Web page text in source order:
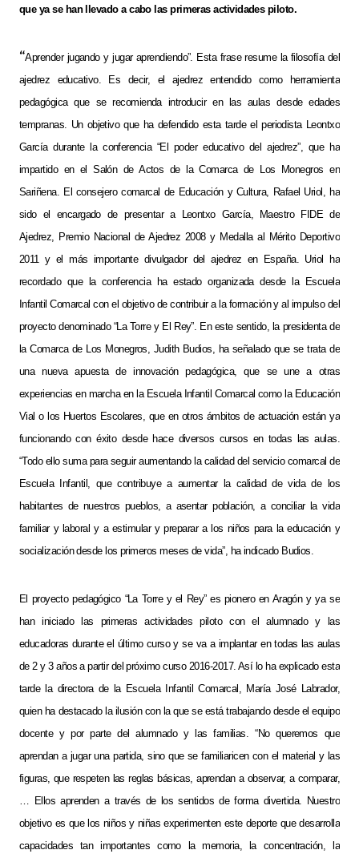
que ya se han llevado a cabo las primeras actividades piloto.
“Aprender jugando y jugar aprendiendo”. Esta frase resume la filosofía del
ajedrez educativo. Es decir, el ajedrez entendido como herramienta
pedagógica que se recomienda introducir en las aulas desde edades
tempranas. Un objetivo que ha defendido esta tarde el periodista Leontxo
García durante la conferencia “El poder educativo del ajedrez”, que ha
impartido en el Salón de Actos de la Comarca de Los Monegros en
Sariñena. El consejero comarcal de Educación y Cultura, Rafael Uriol, ha
sido el encargado de presentar a Leontxo García, Maestro FIDE de
Ajedrez, Premio Nacional de Ajedrez 2008 y Medalla al Mérito Deportivo
2011 y el más importante divulgador del ajedrez en España. Uriol ha
recordado que la conferencia ha estado organizada desde la Escuela
Infantil Comarcal con el objetivo de contribuir a la formación y al impulso del
proyecto denominado “La Torre y El Rey”. En este sentido, la presidenta de
la Comarca de Los Monegros, Judith Budios, ha señalado que se trata de
una nueva apuesta de innovación pedagógica, que se une a otras
experiencias en marcha en la Escuela Infantil Comarcal como la Educación
Vial o los Huertos Escolares, que en otros ámbitos de actuación están ya
funcionando con éxito desde hace diversos cursos en todas las aulas.
“Todo ello suma para seguir aumentando la calidad del servicio comarcal de
Escuela Infantil, que contribuye a aumentar la calidad de vida de los
habitantes de nuestros pueblos, a asentar población, a conciliar la vida
familiar y laboral y a estimular y preparar a los niños para la educación y
socialización desde los primeros meses de vida”, ha indicado Budios.
El proyectopedagógico “La Torre y el Rey” es pionero en Aragón y ya se
han iniciado las primeras actividades piloto con el alumnado y las
educadoras durante el último curso y se va a implantar en todas las aulas
de 2 y 3 años a partir del próximo curso 2016-2017. Así lo ha explicado esta
tarde la directora de la Escuela Infantil Comarcal, María José Labrador,
quien ha destacado la ilusión con la que se está trabajando desde el equipo
docente y por parte del alumnado y las familias. “No queremos que
aprendan a jugar una partida, sino que se familiaricen con el material y las
figuras, que respeten las reglas básicas, aprendan a observar, a comparar,
… Ellos aprenden a través de los sentidos de forma divertida. Nuestro
objetivo es que los niños y niñas experimenten este deporte que desarrolla
capacidades tan importantes como la memoria, la concentración, la